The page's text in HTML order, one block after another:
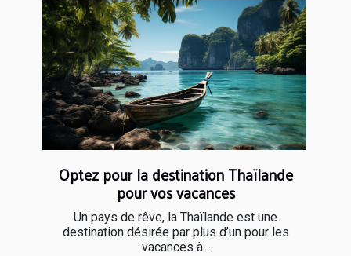
Optez pour la destination Thaïlande
pour vos vacances
Un pays de rêve, la Thaïlande est une
destination désirée par plus d’un pour les
vacances à...